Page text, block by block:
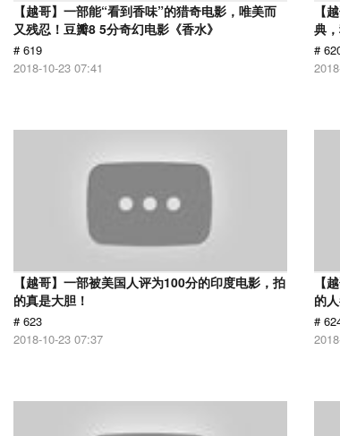
【越哥】一部能“看到香味”的猎奇电影，唯美而
又残忍！豆瓣8 5分奇幻电影《香水》
# 619
2018-10-23 07:41
【
典
#
【越哥】一部被美国人评为100分的印度电影，拍
的真是大胆！
# 623
2018-10-23 07:37
【
的
#